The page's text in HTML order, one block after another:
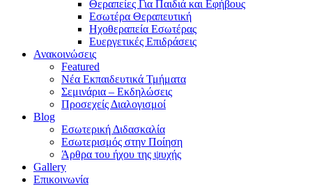
Θεραπείες Για Παιδιά και Εφήβους
Εσωτέρα Θεραπευτική
Ηχοθεραπεία Εσωτέρας
Ευεργετικές Επιδράσεις
Ανακοινώσεις
Featured
Νέα Εκπαιδευτικά Τμήματα
Σεμινάρια – Εκδηλώσεις
Προσεχείς Διαλογισμοί
Blog
Εσωτερική Διδασκαλία
Εσωτερισμός στην Ποίηση
Άρθρα του ήχου της ψυχής
Gallery
Επικοινωνία